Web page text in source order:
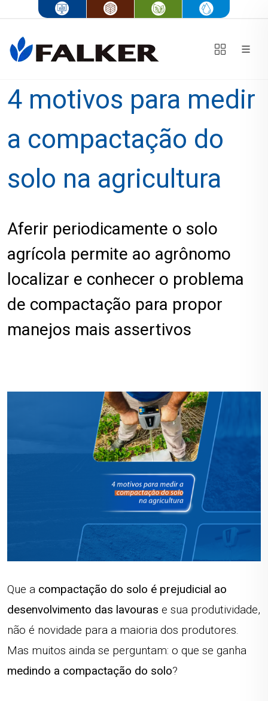
4 motivos para medir
a compactação do
solo na agricultura
Aferir periodicamente o solo
agrícola permite ao agrônomo
localizar e conhecer o problema
de compactação para propor
manejos mais assertivos
Que a compactação do solo é prejudicial ao
desenvolvimento das lavouras e sua produtividade,
não é novidade para a maioria dos produtores.
Mas muitos ainda se perguntam: o que se ganha
medindo a compactação do solo?